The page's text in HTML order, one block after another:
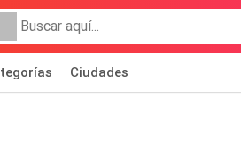
Ciudades